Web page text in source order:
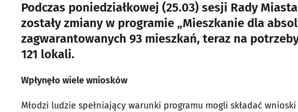
Podczas poniedziałkowej (25.03) sesji Rady
zostały zmiany w programie „Mieszkanie dla
zagwarantowanych 93 mieszkań, teraz na
121 lokali.
Wpłynęło wiele wniosków
Młodzi ludzie spełniający warunki programu mogli składać